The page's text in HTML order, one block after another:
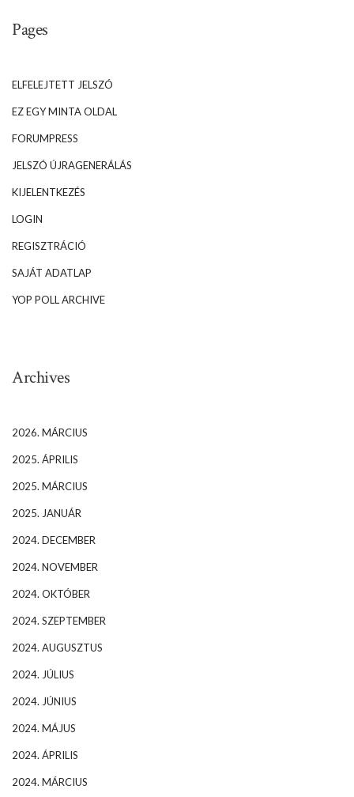
Pages
ELFELEJTETT JELSZÓ
EZ EGY MINTA OLDAL
FORUMPRESS
JELSZÓ ÚJRAGENERÁLÁS
KIJELENTKEZÉS
LOGIN
REGISZTRÁCIÓ
SAJÁT ADATLAP
YOP POLL ARCHIVE
Archives
2026. MÁRCIUS
2025. ÁPRILIS
2025. MÁRCIUS
2025. JANUÁR
2024. DECEMBER
2024. NOVEMBER
2024. OKTÓBER
2024. SZEPTEMBER
2024. AUGUSZTUS
2024. JÚLIUS
2024. JÚNIUS
2024. MÁJUS
2024. ÁPRILIS
2024. MÁRCIUS